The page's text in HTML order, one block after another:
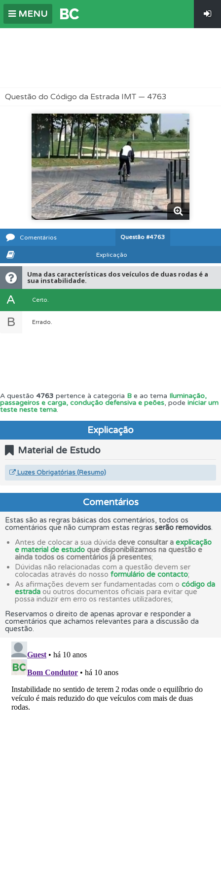
MENU
Questão do Código da Estrada IMT — 4763
Comentários Questão #4763
Explicação
Uma das características dos veículos de duas rodas é a
sua instabilidade.
A Certo.
B Errado.
A questão 4763 pertence à categoria B e ao tema Iluminação,
passageiros e carga, condução defensiva e peões, pode iniciar um
teste neste tema.
Explicação
Material de Estudo
Luzes Obrigatórias (Resumo)
Comentários
Estas são as regras básicas dos comentários, todos os
comentários que não cumpram estas regras serão removidos.
Antes de colocar a sua dúvida deve consultar a explicação
e material de estudo que disponibilizamos na questão e
ainda todos os comentários já presentes;
Dúvidas não relacionadas com a questão devem ser
colocadas através do nosso formulário de contacto;
As afirmações devem ser fundamentadas com o código da
estrada ou outros documentos oficiais para evitar que
possa induzir em erro os restantes utilizadores;
Reservamos o direito de apenas aprovar e responder a
comentários que achamos relevantes para a discussão da
questão.